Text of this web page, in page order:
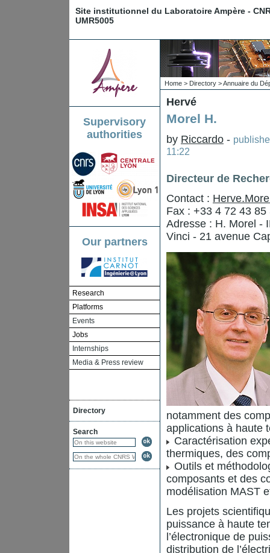
Site institutionnel du Laboratoire Ampère -
UMR5005
Supervisory
authorities
Our partners
Research
Platforms
Events
Jobs
Internships
Media & Press review
Directory
Search
Home > Directory >Annuaire du
Hervé
Morel H.
by Riccardo -
11:22
Directeur de
Contact :
Fax : +33 4 72 43 85
Adresse : H. Morel -
Vinci - 21 avenue
notamment des
applications à haute
Caractérisation
thermiques, des
Outils et
composants et des
modélisation MAST
Les projets
puissance à haute
l’électronique de
distribution de